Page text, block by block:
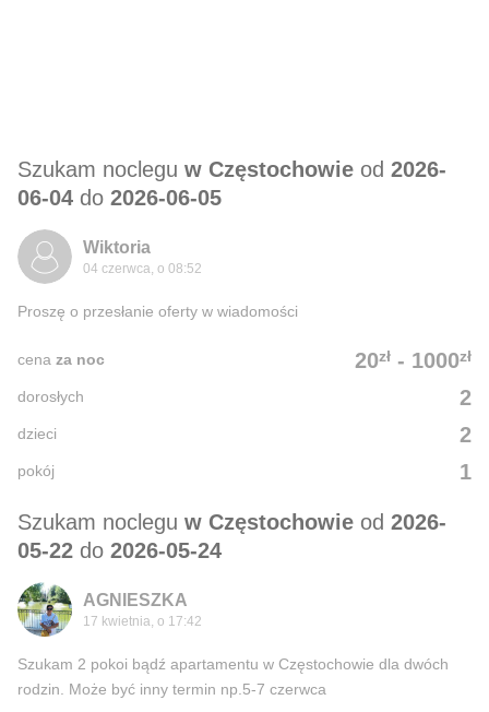
Szukam noclegu w Częstochowie od 2026-
06-04 do 2026-06-05
Wiktoria
04 czerwca, o 08:52
Proszę o przesłanie oferty w wiadomości
20zł - 1000zł
cena za noc
2
dorosłych
2
dzieci
1
pokój
Szukam noclegu w Częstochowie od 2026-
05-22 do 2026-05-24
AGNIESZKA
17 kwietnia, o 17:42
Szukam 2 pokoi bądź apartamentu w Częstochowie dla dwóch
rodzin. Może być inny termin np.5-7 czerwca